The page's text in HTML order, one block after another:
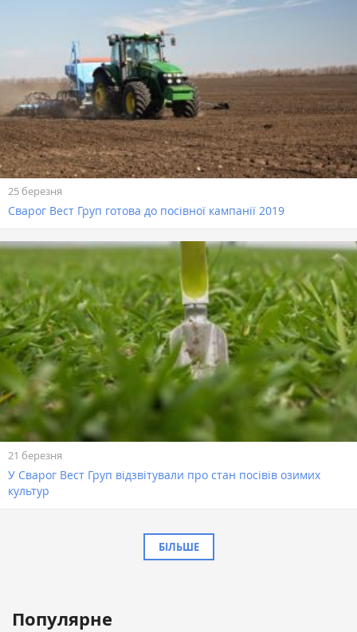
25 березня
Сварог Вест Груп готова до посівної кампанії 2019
21 березня
У Сварог Вест Груп відзвітували про стан посівів озимих
культур
БІЛЬШЕ
Популярне